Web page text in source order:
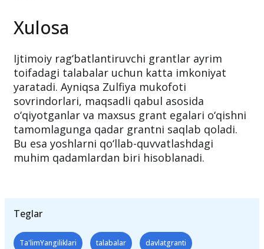
Xulosa
Ijtimoiy rag‘batlantiruvchi grantlar ayrim
toifadagi talabalar uchun katta imkoniyat
yaratadi. Ayniqsa Zulfiya mukofoti
sovrindorlari, maqsadli qabul asosida
o‘qiyotganlar va maxsus grant egalari o‘qishni
tamomlagunga qadar grantni saqlab qoladi.
Bu esa yoshlarni qo‘llab-quvvatlashdagi
muhim qadamlardan biri hisoblanadi.
Teglar
Ta'limYangiliklari talabalar davlatgranti